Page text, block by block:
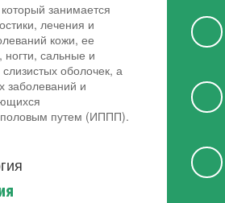
занимается
лечения и
кожи, ее
ногти, сальные и
оболочек, а
заболеваний и
путем (ИППП).